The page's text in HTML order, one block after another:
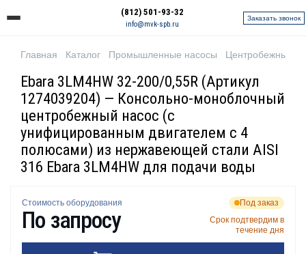
(812) 501-93-32
info@mvk-spb.ru
Заказать звонок
Главная Каталог Промышленные насосы Центробежные
Ebara 3LM4HW 32-200/0,55R (Артикул
1274039204) — Консольно-моноблочный
центробежный насос (с
унифицированным двигателем с 4
полюсами) из нержавеющей стали AISI
316 Ebara 3LM4HW для подачи воды
Стоимость оборудования
По запросу
Под заказ
Срок подтвердим в
течение дня